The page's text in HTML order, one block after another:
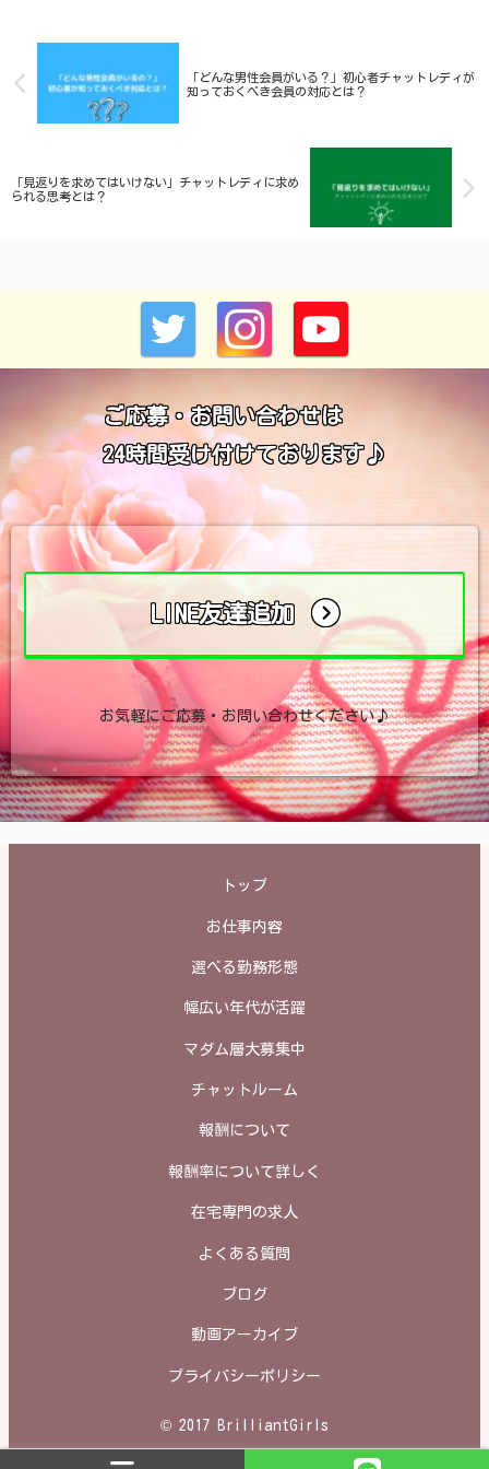
「どんな男性会員がいる？」初心者チャットレディが
知っておくべき会員の対応とは？
「見返りを求めてはいけない」チャットレディに求め
られる思考とは？
ご応募・お問い合わせは
24時間受け付けております♪
LINE友達追加
お気軽にご応募・お問い合わせください♪
トップ
お仕事内容
選べる勤務形態
幅広い年代が活躍
マダム層大募集中
チャットルーム
報酬について
報酬率について詳しく
在宅専門の求人
よくある質問
ブログ
動画アーカイブ
プライバシーポリシー
© 2017 BrilliantGirls